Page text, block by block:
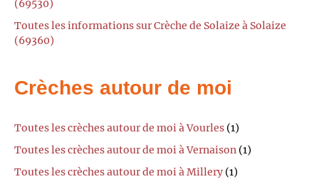
(69530)
Toutes les informations sur Crèche de Solaize à Solaize
(69360)
Crèches autour de moi
Toutes les crèches autour de moi à Vourles (1)
Toutes les crèches autour de moi à Vernaison (1)
Toutes les crèches autour de moi à Millery (1)